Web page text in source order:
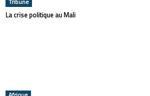
La crise politique au Mali